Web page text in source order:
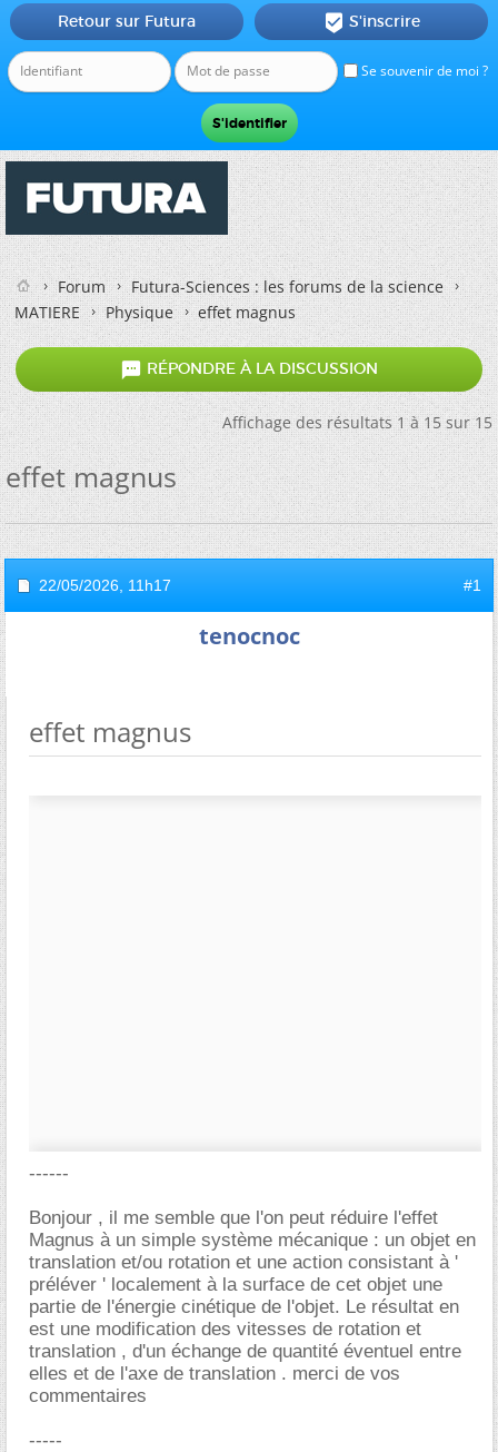
Se souvenir de moi ?
Retour sur Futura  S'inscrire
Forum
Futura-Sciences : les forums de la science
MATIERE
Physique effet magnus
 RÉPONDRE À LA DISCUSSION
Affichage des résultats 1 à 15 sur 15
effet magnus
22/05/2026, 11h17 #1
tenocnoc
effet magnus
------
Bonjour , il me semble que l'on peut réduire l'effet
Magnus à un simple système mécanique : un objet en
translation et/ou rotation et une action consistant à '
préléver ' localement à la surface de cet objet une
partie de l'énergie cinétique de l'objet. Le résultat en
est une modification des vitesses de rotation et
translation , d'un échange de quantité éventuel entre
elles et de l'axe de translation . merci de vos
commentaires
-----